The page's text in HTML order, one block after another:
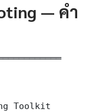
— คำ
Toolkit